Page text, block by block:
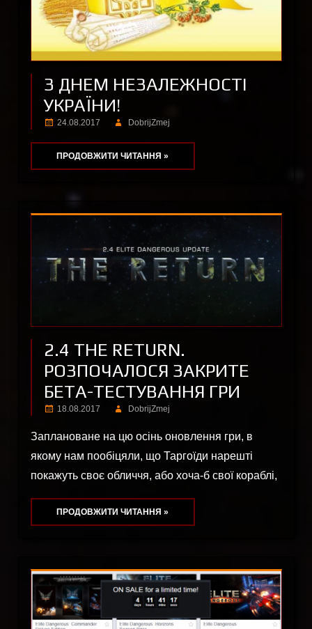
З ДНЕМ НЕЗАЛЕЖНОСТІ
УКРАЇНИ!
24.08.2017 DobrijZmej
ПРОДОВЖИТИ ЧИТАННЯ »
2.4 THE RETURN.
РОЗПОЧАЛОСЯ ЗАКРИТЕ
БЕТА-ТЕСТУВАННЯ ГРИ
18.08.2017 DobrijZmej
Заплановане на цю осінь оновлення гри, в
якому нам пообіцяли, що Таргоїди нарешті
покажуть своє обличчя, або хоча-б свої кораблі,
ПРОДОВЖИТИ ЧИТАННЯ »